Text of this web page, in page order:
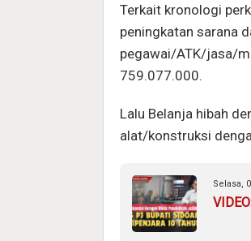
Terkait kronologi
peningkatan sarana
pegawai/ATK/jasa/
759.077.000.
Lalu Belanja hibah
alat/konstruksi
Selasa,